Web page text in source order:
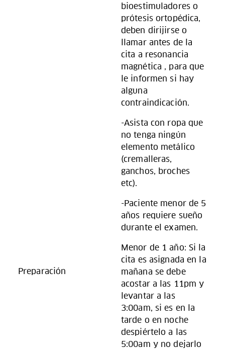
Preparación
bioestimuladores o
prótesis ortopédica,
deben dirijirse o
llamar antes de la
cita a resonancia
magnética , para que
le informen si hay
alguna
contraindicación.
-Asista con ropa que
no tenga ningún
elemento metálico
(cremalleras,
ganchos, broches
etc).
-Paciente menor de 5
años requiere sueño
durante el examen.
Menor de 1 año: Si la
cita es asignada en la
mañana se debe
acostar a las 11pm y
levantar a las
3:00am, si es en la
tarde o en noche
despiértelo a las
5:00am y no dejarlo